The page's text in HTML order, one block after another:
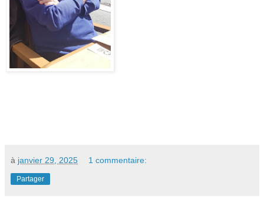
à janvier 29, 2025 1 commentaire:
Partager